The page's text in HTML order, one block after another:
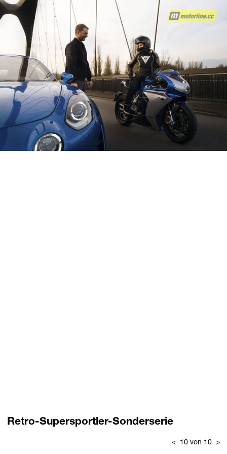
Retro-Supersportler-Sonderserie
< 10 von 10 >